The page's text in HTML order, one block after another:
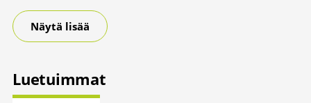
Näytä lisää
Luetuimmat